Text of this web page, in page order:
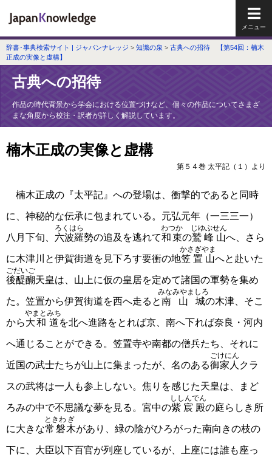
辞書･事典検索サイト | ジャパンナレッジ > 知識の泉 > 古典への招待 【第54回：楠木
正成の実像と虚構】
古典への招待
作品の時代背景から学会における位置づけなど、個々の作品についてさまざ
まな角度から校注・訳者が詳しく解説しています。
楠木正成の実像と虚構
第５４巻 太平記（１）より
楠木正成の『太平記』への登場は、衝撃的であると同時
に、神秘的な伝承に包まれている。元弘元年（一三三一）
八月下旬、 六波羅
ろくはら
勢の追及を逃れて和束
わつか
の鷲峰山
じゆぶせん
へ、さら
に木津川と伊賀街道を見下ろす要衝の地笠置山
かさぎやま
へと赴いた
後醍醐
ごだいご
天皇は、山上に仮の皇居を定めて諸国の軍勢を集め
た。笠置から伊賀街道を西へ走ると南山城
みなみやましろ
の木津、そこ
から大和
やまと
道
みち
を北へ進路をとれば京、南へ下れば奈良・河内
へ通じることができる。笠置寺や南都の僧兵たち、それに
近国の武士たちが山上に集まったが、名のある御家人
ごけにん
クラ
スの武将は一人も参上しない。焦りを感じた天皇は、まど
ろみの中で不思議な夢を見る。宮中の紫宸殿
ししんでん
の庭らしき所
に大きな常磐
ときわ
木
ぎ
があり、緑の陰がひろがった南向きの枝の
下に、大臣以下百官が列座しているが、上座には誰も座っ